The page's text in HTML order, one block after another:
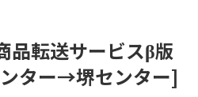
品転送サービスβ版
ター→堺センター]